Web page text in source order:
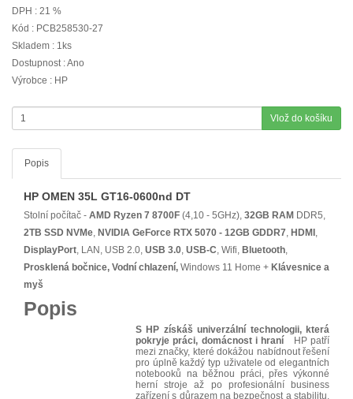
DPH : 21 %
Kód : PCB258530-27
Skladem : 1ks
Dostupnost : Ano
Výrobce : HP
Vlož do košíku
Popis
HP OMEN 35L GT16-0600nd DT
Stolní počítač - AMD Ryzen 7 8700F (4,10 - 5GHz), 32GB RAM DDR5,
2TB SSD NVMe, NVIDIA GeForce RTX 5070 - 12GB GDDR7, HDMI ,
DisplayPort, LAN, USB 2.0, USB 3.0, USB-C, Wifi, Bluetooth,
Prosklená bočnice, Vodní chlazení, Windows 11 Home + Klávesnice a
myš
Popis
S HP získáš univerzální technologii, která
pokryje práci, domácnost i hraní HP patří
mezi značky, které dokážou nabídnout řešení
pro úplně každý typ uživatele od elegantních
notebooků na běžnou práci, přes výkonné
herní stroje až po profesionální business
zařízení s důrazem na bezpečnost a stabilitu.